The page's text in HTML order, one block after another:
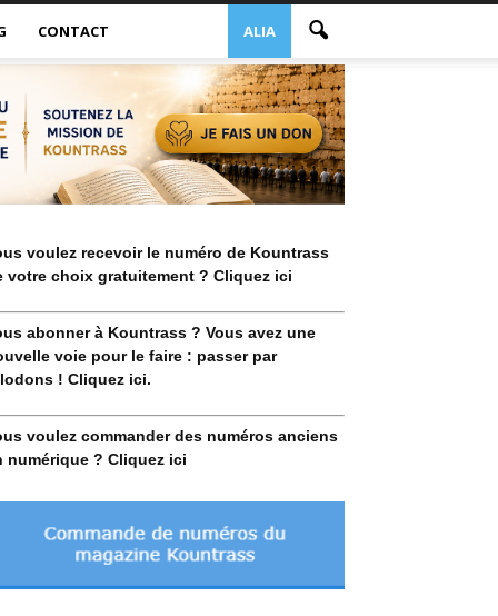
ALIA
CONTACT
voulez recevoir le numéro de Kountrass
votre choix gratuitement ? Cliquez ici
abonner à Kountrass ? Vous avez une
voie pour le faire : passer par
! Cliquez ici.
voulez commander des numéros anciens
numérique ? Cliquez ici